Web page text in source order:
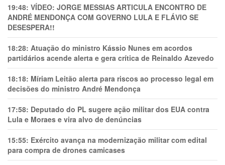
19:48: VÍDEO: JORGE MESSIAS ARTICULA ENCONTRO DE
ANDRÉ MENDONÇA COM GOVERNO LULA E FLÁVIO SE
DESESPERA!!
18:28: Atuação do ministro Kássio Nunes em acordos
partidários acende alerta e gera crítica de Reinaldo Azevedo
18:18: Míriam Leitão alerta para riscos ao processo legal em
decisões do ministro André Mendonça
17:58: Deputado do PL sugere ação militar dos EUA contra
Lula e Moraes e vira alvo de denúncias
15:55: Exército avança na modernização militar com edital
para compra de drones camicases